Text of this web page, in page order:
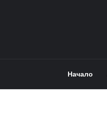
Начало